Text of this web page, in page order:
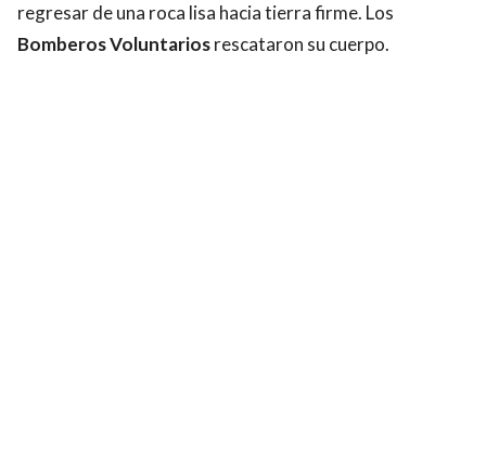
regresar de una roca lisa hacia tierra firme. Los
Bomberos Voluntariosrescataron su cuerpo.